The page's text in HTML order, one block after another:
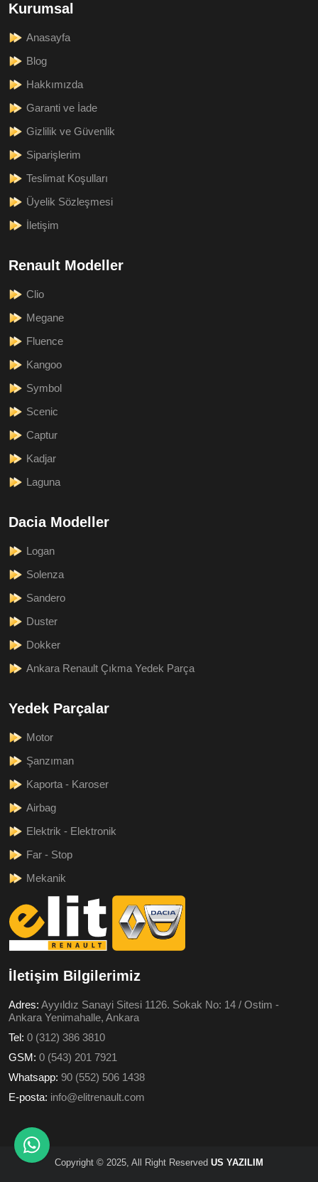
Kurumsal
Anasayfa
Blog
Hakkımızda
Garanti ve İade
Gizlilik ve Güvenlik
Siparişlerim
Teslimat Koşulları
Üyelik Sözleşmesi
İletişim
Renault Modeller
Clio
Megane
Fluence
Kangoo
Symbol
Scenic
Captur
Kadjar
Laguna
Dacia Modeller
Logan
Solenza
Sandero
Duster
Dokker
Ankara Renault Çıkma Yedek Parça
Yedek Parçalar
Motor
Şanzıman
Kaporta - Karoser
Airbag
Elektrik - Elektronik
Far - Stop
Mekanik
İletişim Bilgilerimiz
Adres: Ayyıldız Sanayi Sitesi 1126. Sokak No: 14 / Ostim -
Ankara Yenimahalle, Ankara
Tel: 0 (312) 386 3810
GSM: 0 (543) 201 7921
Whatsapp: 90 (552) 506 1438
E-posta: info@elitrenault.com
Copyright © 2025, All Right Reserved US YAZILIM